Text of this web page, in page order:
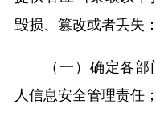
毁损、篡改或者丢失：
（一）确定各部
人信息安全管理责任；